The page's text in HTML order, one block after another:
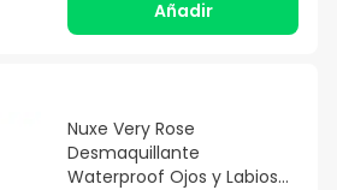
Añadir
Nuxe Very Rose
Desmaquillante
Waterproof Ojos y Labios